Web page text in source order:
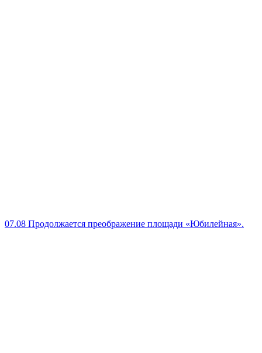
07.08 Продолжается преображение площади «Юбилейная».